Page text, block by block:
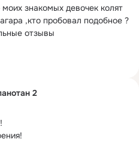
знакомых девочек колят
,кто пробовал подобное ?
отзывы
2